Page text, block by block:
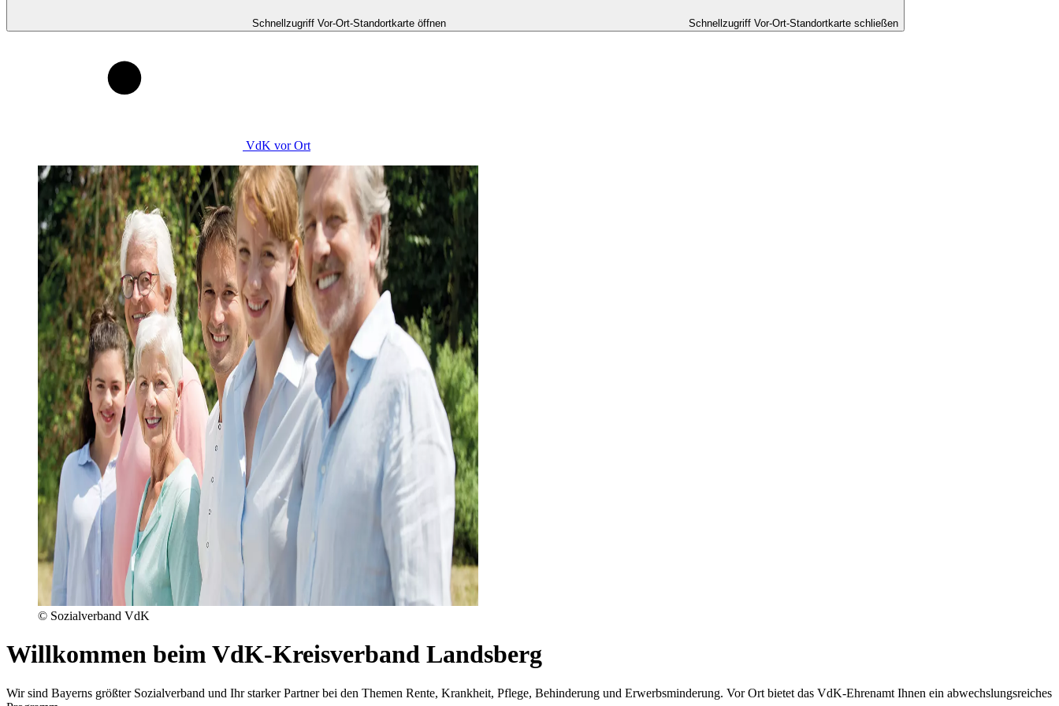
Schnellzugriff Vor-Ort-Standortkarte öffnen Schnellzugriff Vor-Ort-Standortkarte schließen
VdK vor Ort
© Sozialverband VdK
Willkommen beim VdK-Kreisverband Landsberg
Wir sind Bayerns größter Sozialverband und Ihr starker Partner bei den Themen Rente, Krankheit, Pflege, Behinderung und Erwerbsminderung. Vor Ort bietet das VdK-Ehrenamt Ihnen ein abwechslungsreiches